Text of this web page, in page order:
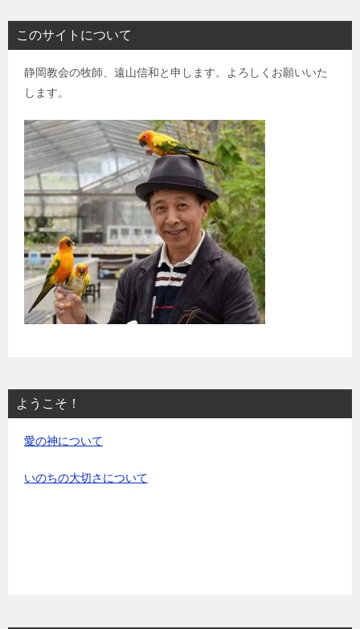
このサイトについて
静岡教会の牧師、遠山信和と申します。よろしくお願いいた
します。
ようこそ！
愛の神について
いのちの大切さについて